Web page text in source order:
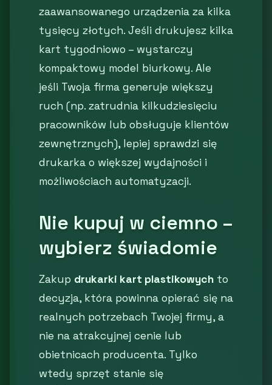
zaawansowanego urządzenia za kilka
tysięcy złotych. Jeśli drukujesz kilka
kart tygodniowo – wystarczy
kompaktowy model biurkowy. Ale
jeśli Twoja firma generuje większy
ruch (np. zatrudnia kilkudziesięciu
pracowników lub obsługuje klientów
zewnętrznych), lepiej sprawdzi się
drukarka o większej wydajności i
możliwościach automatyzacji.
Nie kupuj w ciemno –
wybierz świadomie
Zakup drukarki kart plastikowych to
decyzja, która powinna opierać się na
realnych potrzebach Twojej firmy, a
nie na atrakcyjnej cenie lub
obietnicach producenta. Tylko
wtedy sprzęt stanie się